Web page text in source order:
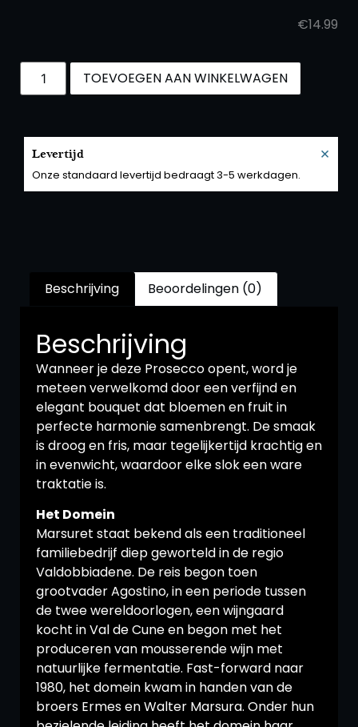
€14.99
TOEVOEGEN AAN WINKELWAGEN
Levertijd
Onze standaard levertijd bedraagt 3-5 werkdagen.
×
Beschrijving Beoordelingen (0)
Beschrijving
Wanneer je deze Prosecco opent, word je
meteen verwelkomd door een verfijnd en
elegant bouquet dat bloemen en fruit in
perfecte harmonie samenbrengt. De smaak
is droog en fris, maar tegelijkertijd krachtig en
in evenwicht, waardoor elke slok een ware
traktatie is.
Het Domein
Marsuret staat bekend als een traditioneel
familiebedrijf diep geworteld in de regio
Valdobbiadene. De reis begon toen
grootvader Agostino, in een periode tussen
de twee wereldoorlogen, een wijngaard
kocht in Val de Cune en begon met het
produceren van mousserende wijn met
natuurlijke fermentatie. Fast-forward naar
1980, het domein kwam in handen van de
broers Ermes en Walter Marsura. Onder hun